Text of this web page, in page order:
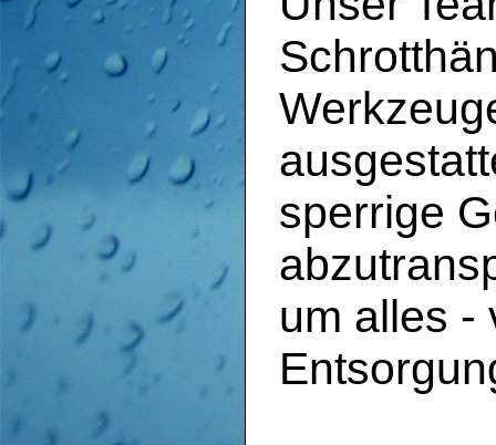
sperrige
um alles -